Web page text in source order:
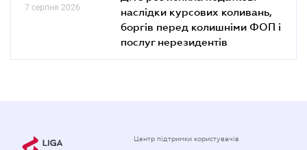
7 серпня 2026
наслідки курсових коливань,
боргів перед колишніми ФОП і
послуг нерезидентів
Центр підтримки користувачів